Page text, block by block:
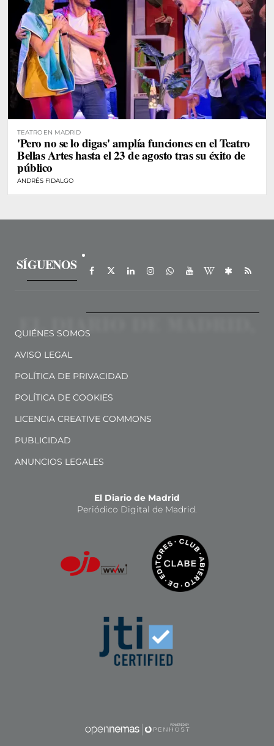
TEATRO EN MADRID
'Pero no se lo digas' amplía funciones en el Teatro
Bellas Artes hasta el 23 de agosto tras su éxito de
público
ANDRÉS FIDALGO
SÍGUENOS
QUIÉNES SOMOS
AVISO LEGAL
POLÍTICA DE PRIVACIDAD
POLÍTICA DE COOKIES
LICENCIA CREATIVE COMMONS
PUBLICIDAD
ANUNCIOS LEGALES
El Diario de Madrid
Periódico Digital de Madrid.